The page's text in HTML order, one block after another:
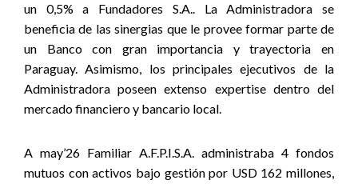
un 0,5% a Fundadores S.A.. La Administradora se
beneficia de las sinergias que le provee formar parte de
un Banco con gran importancia y trayectoria en
Paraguay. Asimismo, los principales ejecutivos de la
Administradora poseen extenso expertise dentro del
mercado financiero y bancario local.
A may’26 Familiar A.F.P.I.S.A. administraba 4 fondos
mutuos con activos bajo gestión por USD 162 millones,